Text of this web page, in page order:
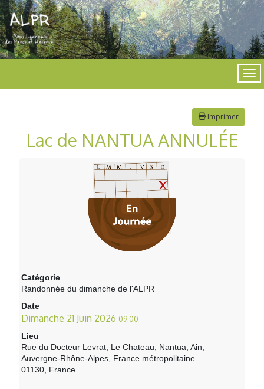
Imprimer
Lac de NANTUA ANNULÉE
Catégorie
Randonnée du dimanche de l'ALPR
Date
Dimanche 21 Juin 2026 09:00
Lieu
Rue du Docteur Levrat, Le Chateau, Nantua, Ain,
Auvergne-Rhône-Alpes, France métropolitaine
01130, France